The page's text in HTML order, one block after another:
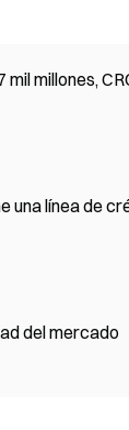
millones,
una línea de
del mercado